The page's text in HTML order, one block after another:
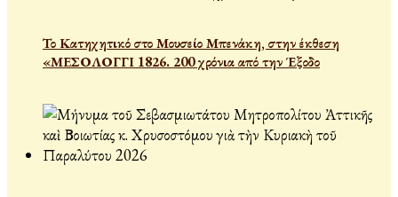
Το Κατηχητικό στο Μουσείο Μπενάκη, στην έκθεση
«ΜΕΣΟΛΟΓΓΙ 1826. 200 χρόνια από την Έξοδο